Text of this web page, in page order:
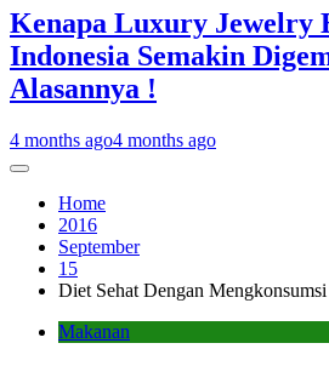
Kenapa Luxury Jewelry
Indonesia Semakin
Alasannya !
4 months ago4 months ago
Home
2016
September
15
Diet Sehat Dengan
Makanan